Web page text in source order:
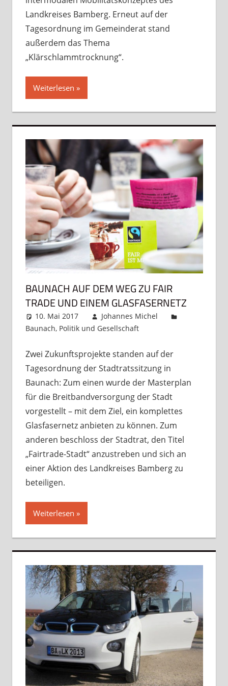
Landkreises Bamberg. Erneut auf der
Tagesordnung im Gemeinderat stand
außerdem das Thema
„Klärschlammtrocknung“.
Weiterlesen
BAUNACH AUF DEM WEG ZU FAIR
TRADE UND EINEM GLASFASERNETZ
10. Mai 2017
Johannes Michel
Baunach, Politik und Gesellschaft
Zwei Zukunftsprojekte standen auf der
Tagesordnung der Stadtratssitzung in
Baunach: Zum einen wurde der Masterplan
für die Breitbandversorgung der Stadt
vorgestellt – mit dem Ziel, ein komplettes
Glasfasernetz anbieten zu können. Zum
anderen beschloss der Stadtrat, den Titel
„Fairtrade-Stadt“ anzustreben und sich an
einer Aktion des Landkreises Bamberg zu
beteiligen.
Weiterlesen